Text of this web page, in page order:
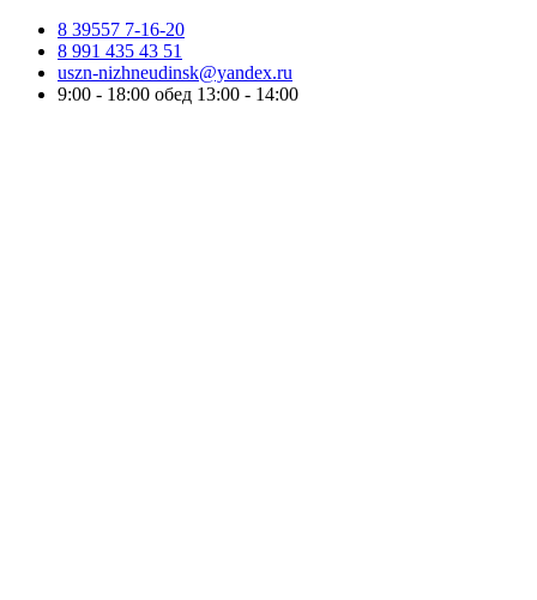
8 39557 7-16-20
8 991 435 43 51
uszn-nizhneudinsk@yandex.ru
9:00 - 18:00 обед 13:00 - 14:00